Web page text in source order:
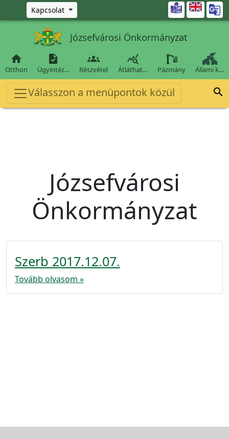
Ugrás a fő tartalomra
Kapcsolat 
Józsefvárosi Önkormányzat

Otthon

Ügyintéz…

Részvétel

Átláthat… Pázmány Állami k…
Válasszon a menüpontok közül 
Józsefvárosi
Önkormányzat
Szerb 2017.12.07.
Tovább olvasom »